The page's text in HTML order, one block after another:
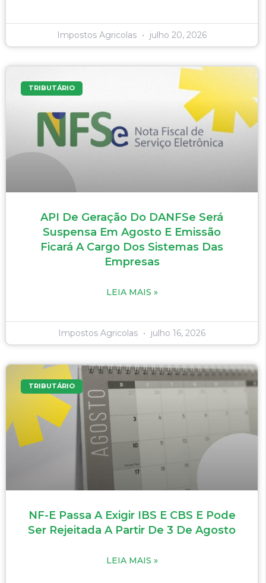
Impostos Agricolas julho 20, 2026
TRIBUTÁRIO
API De Geração Do DANFSe Será
Suspensa Em Agosto E Emissão
Ficará A Cargo Dos Sistemas Das
Empresas
LEIA MAIS »
Impostos Agricolas julho 16, 2026
TRIBUTÁRIO
NF-E Passa A Exigir IBS E CBS E Pode
Ser Rejeitada A Partir De 3 De Agosto
LEIA MAIS »